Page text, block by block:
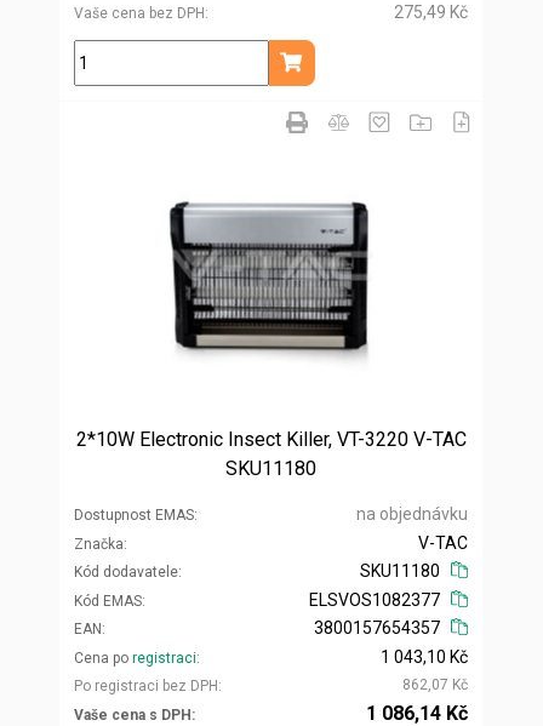
Vaše cena bez DPH
275,49 Kč
ks
Přidat do košíku
2*10W Electronic Insect Killer, VT-3220 V-TAC
SKU11180
Dostupnost EMAS na objednávku
Značka
Kód dodavatele
V-TAC
SKU11180
Kód EMAS
EAN
ELSVOS1082377
3800157654357
Cena po registraci
Po registraci bez DPH
1 043,10 Kč
862,07 Kč
Vaše cena s DPH
1 086,14 Kč